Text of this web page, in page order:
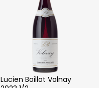
Lucien Boillot Volnay